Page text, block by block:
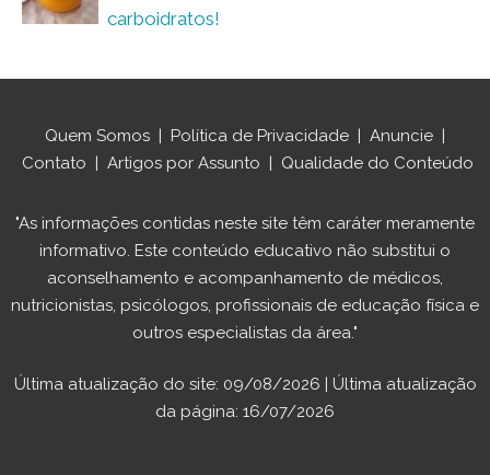
carboidratos!
Quem Somos | Política de Privacidade | Anuncie |
Contato | Artigos por Assunto | Qualidade do Conteúdo
"As informações contidas neste site têm caráter meramente
informativo. Este conteúdo educativo não substitui o
aconselhamento e acompanhamento de médicos,
nutricionistas, psicólogos, profissionais de educação física e
outros especialistas da área."
Última atualização do site: 09/08/2026 | Última atualização
da página: 16/07/2026